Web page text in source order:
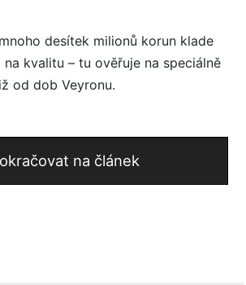
desítek milionů korun klade
na kvalitu – tu ověřuje na speciálně
od dob Veyronu.
na článek